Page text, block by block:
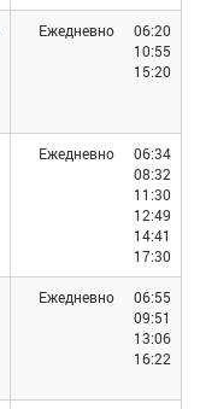
Ежедневно
06:20
10:55
15:20
Ежедневно
06:34
08:32
11:30
12:49
14:41
17:30
Ежедневно
06:55
09:51
13:06
16:22